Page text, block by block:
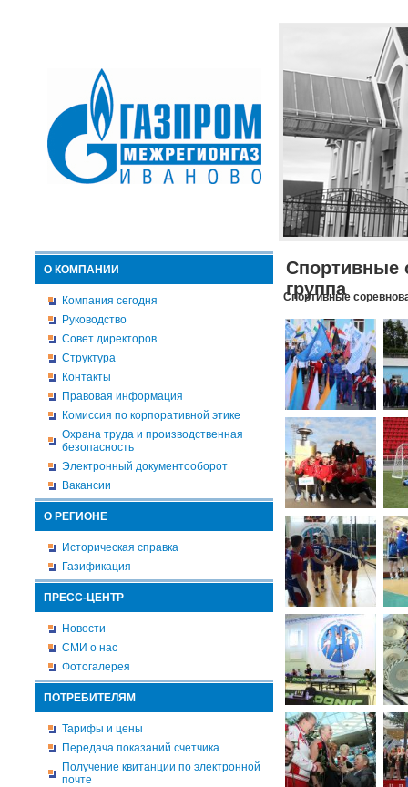
О КОМПАНИИ
Компания сегодня
Руководство
Совет директоров
Структура
Контакты
Правовая информация
Комиссия по корпоративной этике
Охрана труда и производственная
безопасность
Электронный документооборот
Вакансии
О РЕГИОНЕ
Историческая справка
Газификация
ПРЕСС-ЦЕНТР
Новости
СМИ о нас
Фотогалерея
ПОТРЕБИТЕЛЯМ
Тарифы и цены
Передача показаний счетчика
Получение квитанции по электронной
почте
Спортивные
группа
Спортивные